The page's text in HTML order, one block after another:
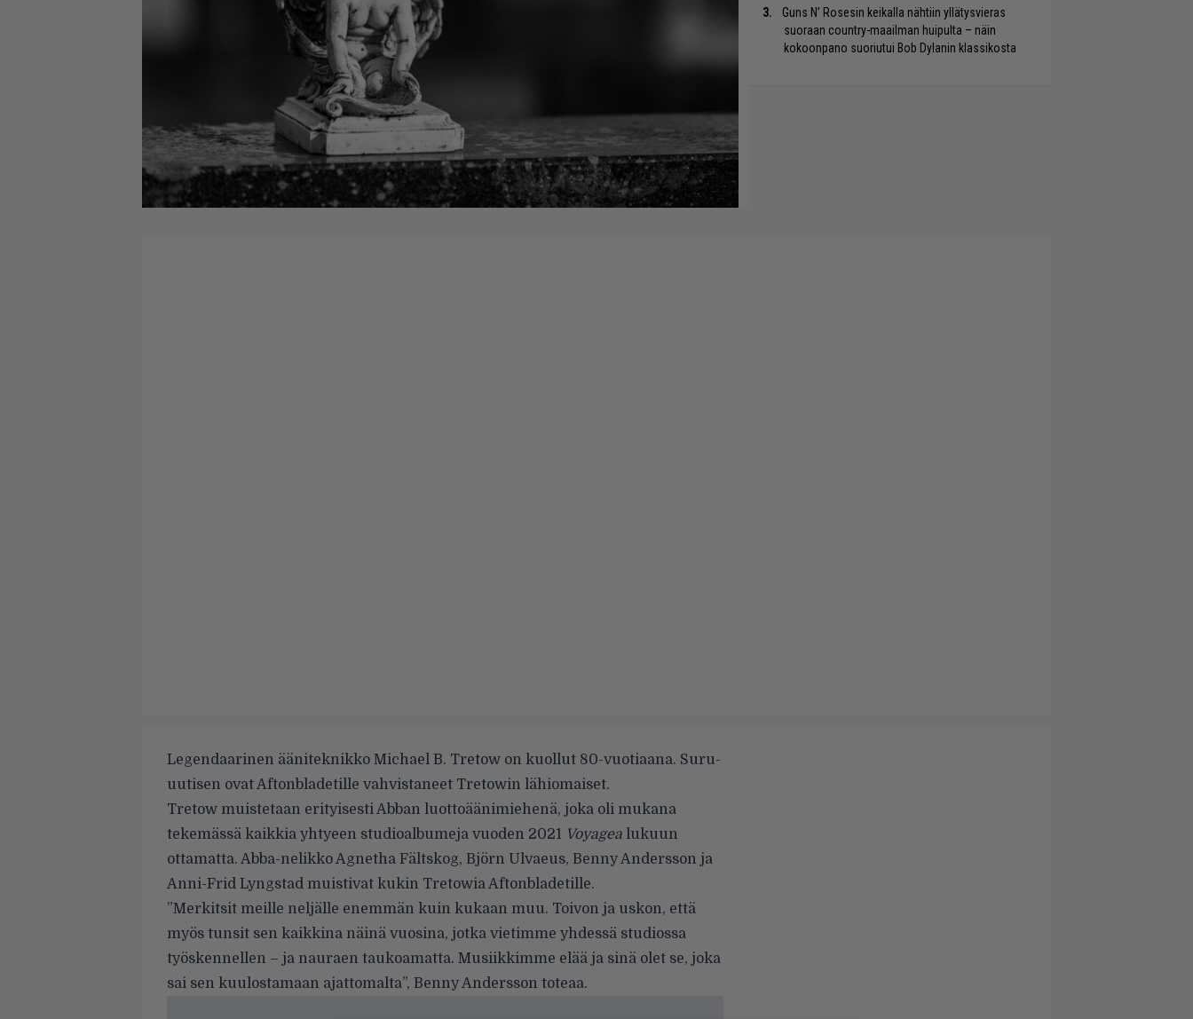
Guns N’ Rosesin keikalla nähtiin yllätysvieras
suoraan country-maailman huipulta – näin
kokoonpano suoriutui Bob Dylanin klassikosta
Legendaarinen ääniteknikko Michael B. Tretow on kuollut 80-vuotiaana. Suru-
uutisen ovatAftonbladetille vahvistaneet Tretowin lähiomaiset.
Tretow muistetaan erityisesti Abban luottoäänimiehenä, joka oli mukana
tekemässä kaikkia yhtyeen studioalbumeja vuoden 2021 Voyagea lukuun
ottamatta. Abba-nelikko Agnetha Fältskog, Björn Ulvaeus, Benny Andersson ja
Anni-Frid Lyngstad muistivat kukin Tretowia Aftonbladetille.
”Merkitsit meille neljälle enemmän kuin kukaan muu. Toivon ja uskon, että
myös tunsit sen kaikkina näinä vuosina, jotka vietimme yhdessä studiossa
työskennellen – ja nauraen taukoamatta. Musiikkimme elää ja sinä olet se, joka
sai sen kuulostamaan ajattomalta”, Benny Andersson toteaa.